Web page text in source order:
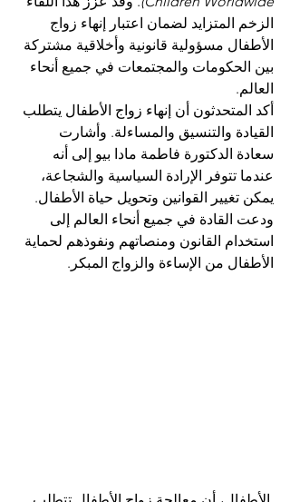
الزخم المتزايد لضمان اعتبار إنهاء زواج
الأطفال مسؤولية قانونية وأخلاقية مشتركة
بين الحكومات والمجتمعات في جميع أنحاء
العالم.
أكد المتحدثون أن إنهاء زواج الأطفال يتطلب
القيادة والتنسيق والمساءلة. وأشارت
سعادة الدكتورة فاطمة مادا بيو إلى أنه
عندما تتوفر الإرادة السياسية والشجاعة،
يمكن تغيير القوانين وتحويل حياة الأطفال.
ودعت القادة في جميع أنحاء العالم إلى
استخدام القانون ومنصاتهم ونفوذهم لحماية
الأطفال من الإساءة والزواج المبكر.